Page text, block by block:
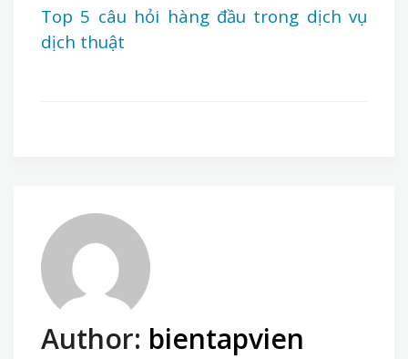
Top 5 câu hỏi hàng đầu trong dịch vụ
dịch thuật
Author: bientapvien